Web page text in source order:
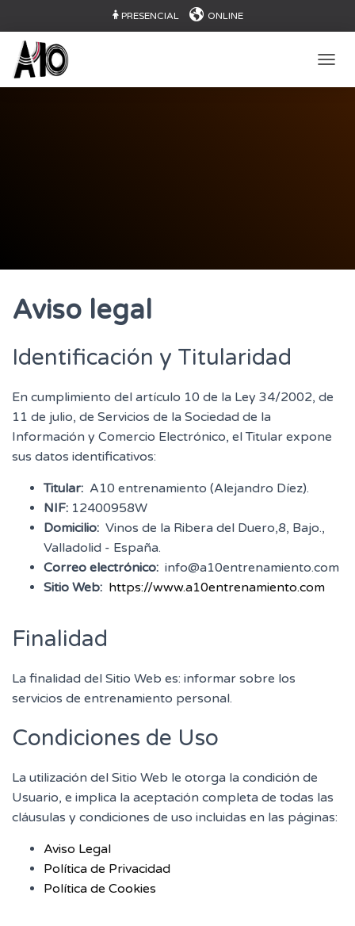
PRESENCIAL ONLINE
Aviso legal
Identificación y Titularidad
En cumplimiento del artículo 10 de la Ley 34/2002, de
11 de julio, de Servicios de la Sociedad de la
Información y Comercio Electrónico, el Titular expone
sus datos identificativos:
Titular: A10 entrenamiento (Alejandro Díez).
NIF: 12400958W
Domicilio: Vinos de la Ribera del Duero,8, Bajo.,
Valladolid - España.
Correo electrónico: info@a10entrenamiento.com
Sitio Web: https://www.a10entrenamiento.com
Finalidad
La finalidad del Sitio Web es: informar sobre los
servicios de entrenamiento personal.
Condiciones de Uso
La utilización del Sitio Web le otorga la condición de
Usuario, e implica la aceptación completa de todas las
cláusulas y condiciones de uso incluidas en las páginas:
Aviso Legal
Política de Privacidad
Política de Cookies